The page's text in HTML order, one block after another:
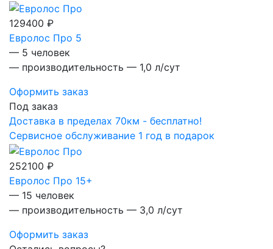
129400 ₽
Евролос Про 5
— 5 человек
— производительность — 1,0 л/сут
Оформить заказ
Под заказ
Доставка в пределах 70км - бесплатно!
Сервисное обслуживание 1 год в подарок
252100 ₽
Евролос Про 15+
— 15 человек
— производительность — 3,0 л/сут
Оформить заказ